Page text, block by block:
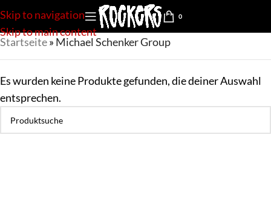
Skip to navigation
Skip to main content
0
Startseite» Michael Schenker Group
Es wurden keine Produkte gefunden, die deiner Auswahl
entsprechen.